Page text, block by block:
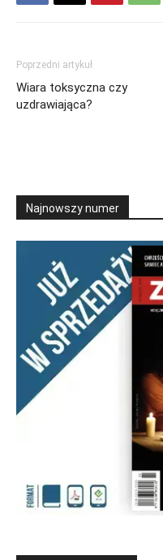
Poprzedni artykuł
Wiara toksyczna czy
uzdrawiająca?
Najnowszy numer